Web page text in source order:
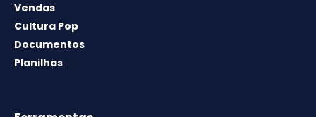
Vendas
Cultura Pop
Documentos
Planilhas